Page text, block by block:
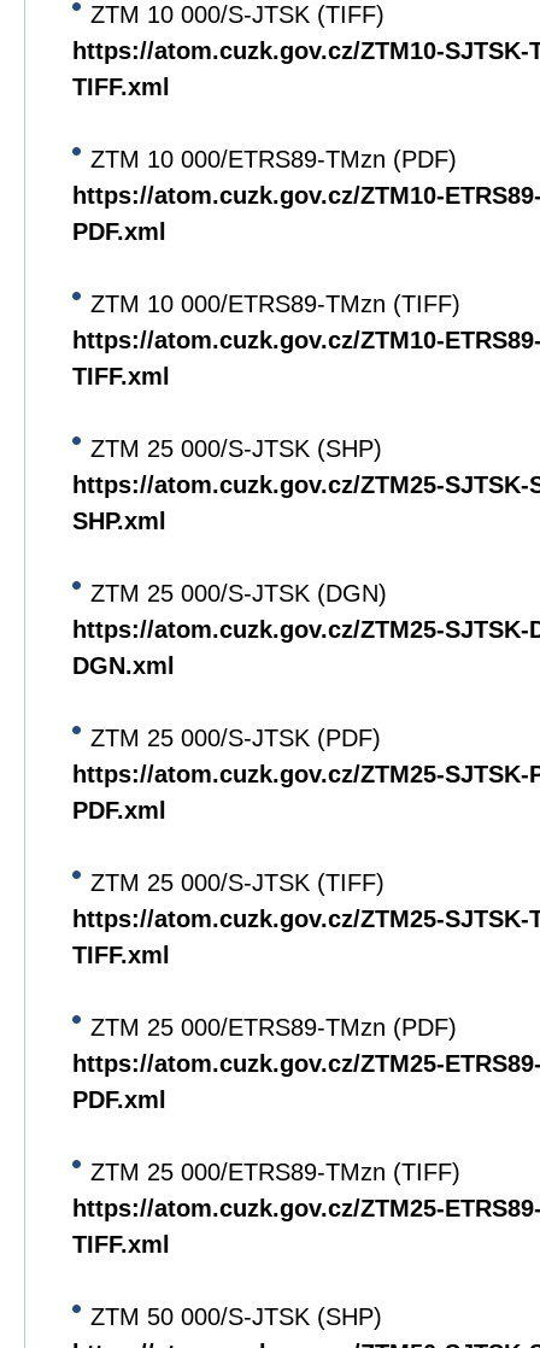
ZTM 10 000/S-JTSK (TIFF)
https://atom.cuzk.gov.cz/ZTM10-SJTSK-
TIFF.xml
ZTM 10 000/ETRS89-TMzn (PDF)
https://atom.cuzk.gov.cz/ZTM10-
PDF.xml
ZTM 10 000/ETRS89-TMzn (TIFF)
https://atom.cuzk.gov.cz/ZTM10-
TIFF.xml
ZTM 25 000/S-JTSK (SHP)
https://atom.cuzk.gov.cz/ZTM25-SJTSK-
SHP.xml
ZTM 25 000/S-JTSK (DGN)
https://atom.cuzk.gov.cz/ZTM25-SJTSK-
DGN.xml
ZTM 25 000/S-JTSK (PDF)
https://atom.cuzk.gov.cz/ZTM25-SJTSK-
PDF.xml
ZTM 25 000/S-JTSK (TIFF)
https://atom.cuzk.gov.cz/ZTM25-SJTSK-
TIFF.xml
ZTM 25 000/ETRS89-TMzn (PDF)
https://atom.cuzk.gov.cz/ZTM25-
PDF.xml
ZTM 25 000/ETRS89-TMzn (TIFF)
https://atom.cuzk.gov.cz/ZTM25-
TIFF.xml
ZTM 50 000/S-JTSK (SHP)